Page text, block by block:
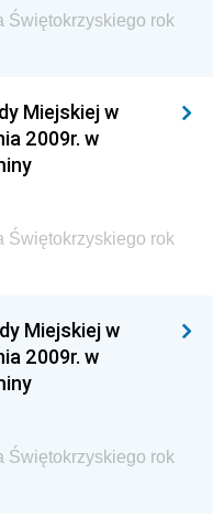
i Głównego
Kultury, Dziedzictwa
Funduszy i
Pracy i
Dziedzictwa
i Polityki
Straży
Świętokrzyskiego rok
Miejskiej w
2009r. w
Świętokrzyskiego rok
Miejskiej w
2009r. w
Świętokrzyskiego rok